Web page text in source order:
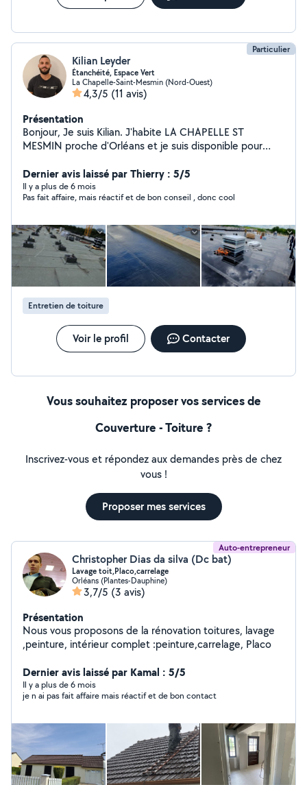
Particulier
Kilian Leyder
Étanchéité, Espace Vert
La Chapelle-Saint-Mesmin (Nord-Ouest)
4,3/5 (11 avis)
Présentation
Bonjour, Je suis Kilian. J'habite LA CHAPELLE ST
MESMIN proche d'Orléans et je suis disponible pour
terrasses neuves et rénovations en membranes
bitumineuses et PVC (Béton, Bac acier) + Evacuations
et Sorties (EP, Trop plein, Crosse, Fourreau) +
Laine de roche, Laine de verre, Foam Glass) Types de
Toitures terrases (Gravillon, Vegetalisation, Panneau
solaire, Dalle sur plot Bardage (Couvertine,
Encadrement de fenetre/porte, Plateau, Tole) Petits
travaux d'étanchéité SAV Entretiens toitures terrasses
Recherches de fuites Pose de sécurités individuelles ou
collectives sur toitures terrasses Formations effectuées:
Caces Nacelles Ciseaux/Articulées Caces engins
téléscopiques Formation Membrane PVC Formation
Echaffaudage J'effectue également des prestations
de haie -Désherbage
Dernier avis laissé par Thierry : 5/5
Il y a plus de 6 mois
Pas fait affaire, mais réactif et de bon conseil , donc cool
Entretien de toiture
Voir le profil Contacter
Vous souhaitez proposer vos services de
Couverture - Toiture ?
Inscrivez-vous et répondez aux demandes près de chez
vous !
Proposer mes services
Auto-entrepreneur
Christopher Dias da silva (Dc bat)
Lavage toit,Placo,carrelage
Orléans (Plantes-Dauphine)
3,7/5 (3 avis)
Présentation
Nous vous proposons de la rénovation toitures, lavage
,peinture, intérieur complet :peinture,carrelage, Placo
Dernier avis laissé par Kamal : 5/5
Il y a plus de 6 mois
je n ai pas fait affaire mais réactif et de bon contact